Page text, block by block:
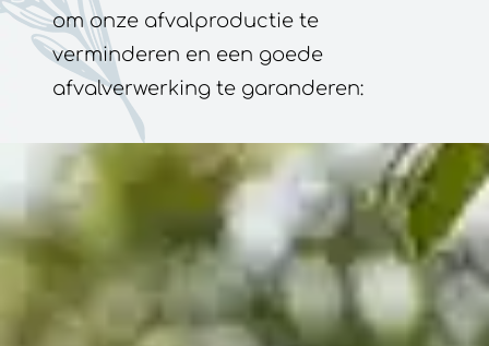
om onze afvalproductie te
verminderen en een goede
afvalverwerking te garanderen: